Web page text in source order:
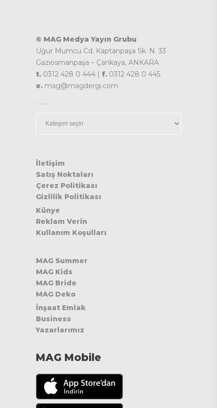
© MAG Medya Yayın Grubu
Uğur Mumcu Cd. Kaptanpaşa Sk. N. 33
Gaziosmanpaşa – Çankaya, ANKARA
t. 0312 428 0 444 | f. 0312 428 0 445
e. mag@magdergi.com
İletişim
Satış Noktaları
Çerez Politikası
Gizlilik Politikası
Künye
Reklam Verin
Kullanım Koşulları
MAG Summer
MAG Kids
MAG Bride
MAG Deko
İnşaat Emlak
Business
Yazarlarımız
MAG Mobile